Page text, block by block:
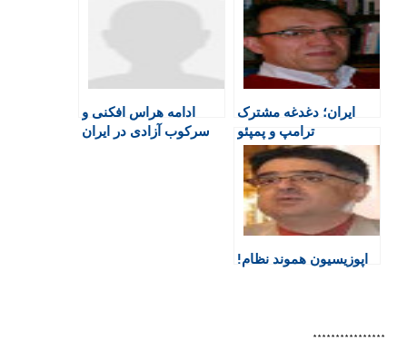
g
r
a
m
t
a
r
i
s
A
p
p
F
d
ایران؛ دغدغه مشترک
ترامپ و پمپئو
ادامه هراس افکنی و
سرکوب آزادی در ایران
اپوزیسیون هموند نظام!
****************